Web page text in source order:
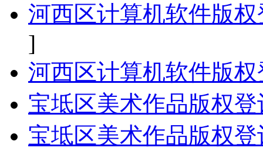
河西区计算机软件版
]
河西区计算机软件版
宝坻区美术作品版权
宝坻区美术作品版权